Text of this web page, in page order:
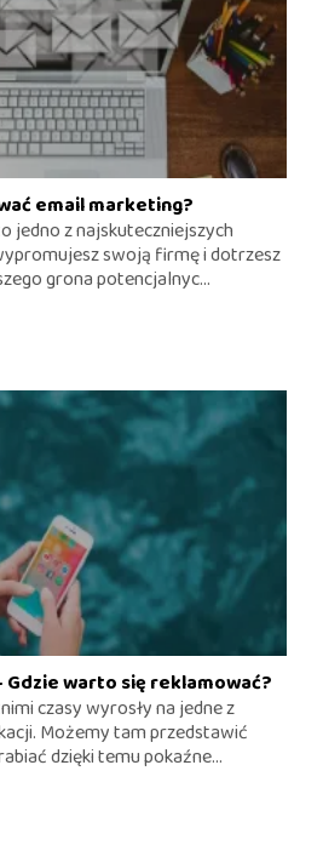
email marketing?
jedno z najskuteczniejszych
swoją firmę i dotrzesz
grona potencjalnyc...
Gdzie warto się reklamować?
czasy wyrosły na jedne z
Możemy tam przedstawić
dzięki temu pokaźne...